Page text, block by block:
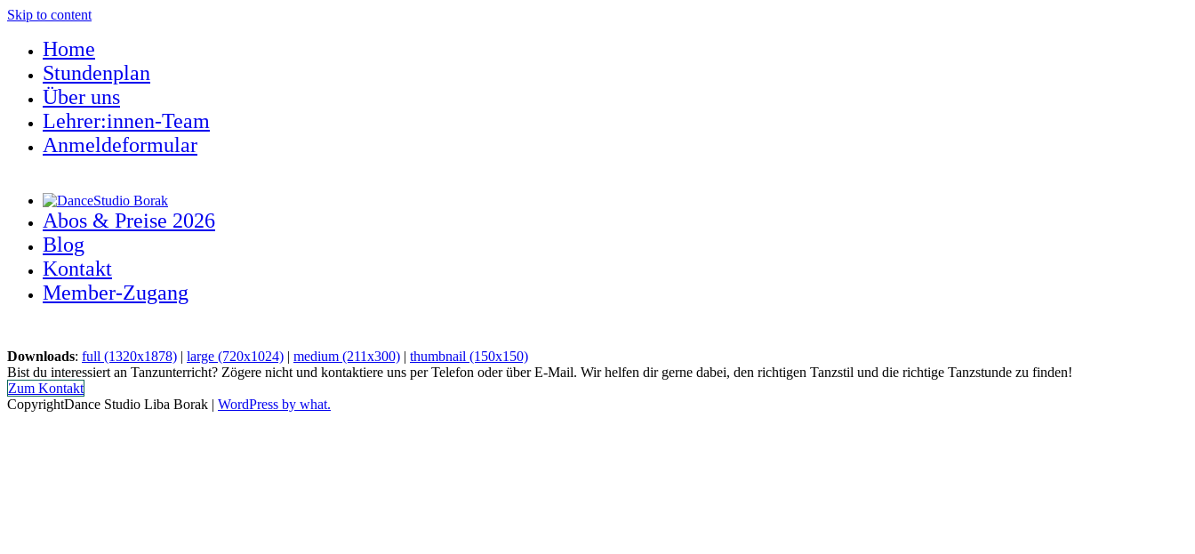
Skip to content
Home
Stundenplan
Über uns
Lehrer:innen-Team
Anmeldeformular
Abos & Preise 2026
Blog
Kontakt
Member-Zugang
Downloads: full (1320x1878) | large (720x1024) | medium (211x300) | thumbnail (150x150)
Bist du interessiert an Tanzunterricht? Zögere nicht und kontaktiere uns per Telefon oder über E-Mail. Wir helfen dir gerne dabei, den richtigen Tanzstil und die richtige Tanzstunde zu finden!
Zum Kontakt
CopyrightDance Studio Liba Borak | WordPress by what.